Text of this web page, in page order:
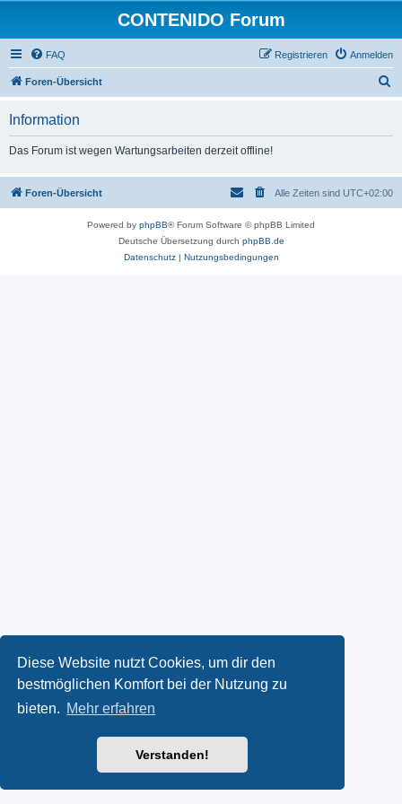
Diese Website nutzt Cookies, um dir den
bestmöglichen Komfort bei der Nutzung zu
bieten. Mehr erfahren
Verstanden!
CONTENIDO Forum
FAQ Anmelden
Registrieren
Foren-Übersicht
Information
Das Forum ist wegen Wartungsarbeiten derzeit offline!
Foren-Übersicht Alle Zeiten sind UTC+02:00
Powered by phpBB® Forum Software © phpBB Limited
Deutsche Übersetzung durch phpBB.de
Datenschutz| Nutzungsbedingungen